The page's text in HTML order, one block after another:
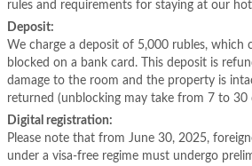
rules and requirements for staying at our
Deposit:
We charge a deposit of 5,000 rubles, which
blocked on a bank card. This deposit is
damage to the room and the property is
returned (unblocking may take from 7 to 30
Digital registration:
Please note that from June 30, 2025,
under a visa-free regime must undergo